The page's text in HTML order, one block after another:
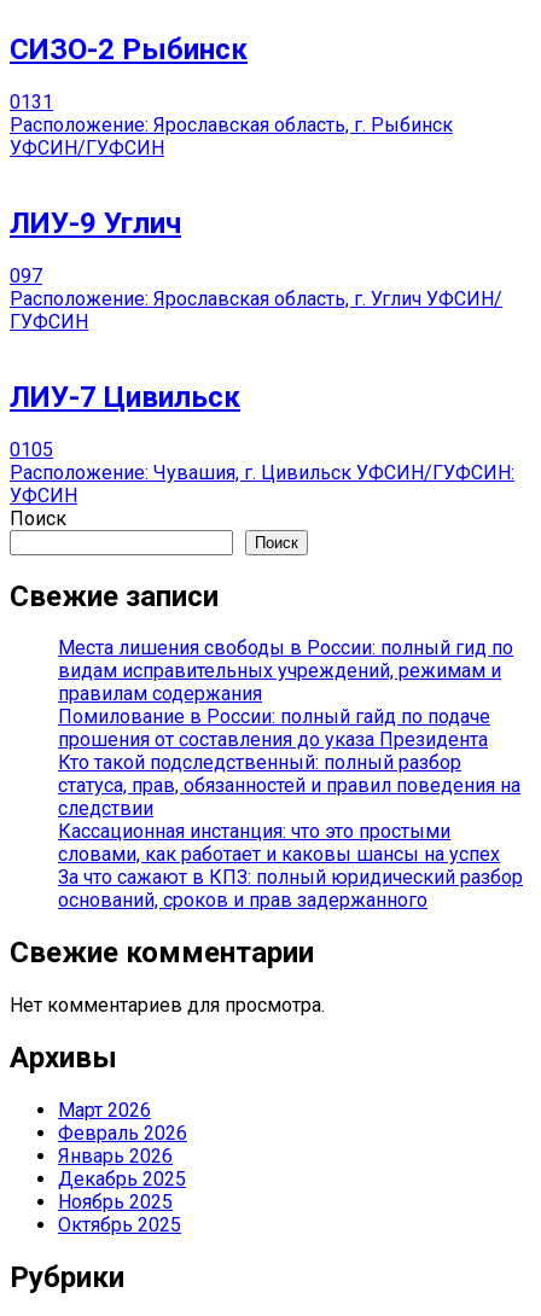
СИЗО-2 Рыбинск
0131
Расположение: Ярославская область, г. Рыбинск
УФСИН/ГУФСИН
ЛИУ-9 Углич
097
Расположение: Ярославская область, г. Углич УФСИН/
ГУФСИН
ЛИУ-7 Цивильск
0105
Расположение: Чувашия, г. Цивильск УФСИН/ГУФСИН:
УФСИН
Поиск
Поиск
Свежие записи
Места лишения свободы в России: полный гид по
видам исправительных учреждений, режимам и
правилам содержания
Помилование в России: полный гайд по подаче
прошения от составления до указа Президента
Кто такой подследственный: полный разбор
статуса, прав, обязанностей и правил поведения на
следствии
Кассационная инстанция: что это простыми
словами, как работает и каковы шансы на успех
За что сажают в КПЗ: полный юридический разбор
оснований, сроков и прав задержанного
Свежие комментарии
Нет комментариев для просмотра.
Архивы
Март 2026
Февраль 2026
Январь 2026
Декабрь 2025
Ноябрь 2025
Октябрь 2025
Рубрики